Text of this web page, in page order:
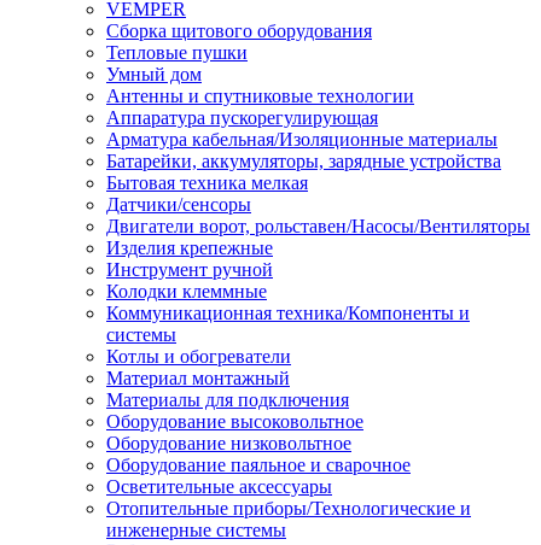
VEMPER
Сборка щитового оборудования
Тепловые пушки
Умный дом
Антенны и спутниковые технологии
Аппаратура пускорегулирующая
Арматура кабельная/Изоляционные материалы
Батарейки, аккумуляторы, зарядные устройства
Бытовая техника мелкая
Датчики/сенсоры
Двигатели ворот, рольставен/Насосы/Вентиляторы
Изделия крепежные
Инструмент ручной
Колодки клеммные
Коммуникационная техника/Компоненты и
системы
Котлы и обогреватели
Материал монтажный
Материалы для подключения
Оборудование высоковольтное
Оборудование низковольтное
Оборудование паяльное и сварочное
Осветительные аксессуары
Отопительные приборы/Технологические и
инженерные системы